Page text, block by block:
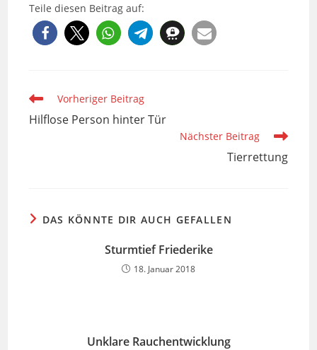
Teile diesen Beitrag auf:
Weitere
Artikel
ansehen
Vorheriger Beitrag
Hilflose Person hinter Tür
Nächster Beitrag
Tierrettung
DAS KÖNNTE DIR AUCH GEFALLEN
Sturmtief Friederike
18. Januar 2018
Unklare Rauchentwicklung